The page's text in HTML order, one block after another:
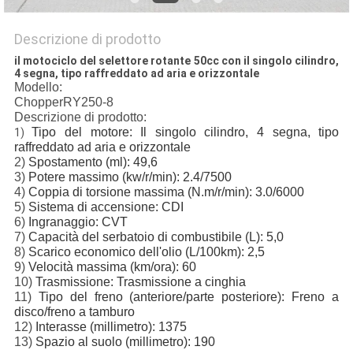
Descrizione di prodotto
il motociclo del selettore rotante 50cc con il singolo cilindro,
4 segna, tipo raffreddato ad aria e orizzontale
Modello:
ChopperRY250-8
Descrizione di prodotto:
1)Tipo del motore: Il singolo cilindro, 4 segna, tipo
raffreddato ad aria e orizzontale
2) Spostamento (ml): 49,6
3) Potere massimo (kw/r/min): 2.4/7500
4) Coppia di torsione massima (N.m/r/min): 3.0/6000
5) Sistema di accensione: CDI
6) Ingranaggio: CVT
7) Capacità del serbatoio di combustibile (L): 5,0
8) Scarico economico dell'olio (L/100km): 2,5
9) Velocità massima (km/ora): 60
10) Trasmissione: Trasmissione a cinghia
11) Tipo del freno (anteriore/parte posteriore): Freno a
disco/freno a tamburo
12) Interasse (millimetro): 1375
13) Spazio al suolo (millimetro): 190